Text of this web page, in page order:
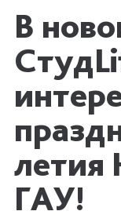
В
летия
ГАУ!